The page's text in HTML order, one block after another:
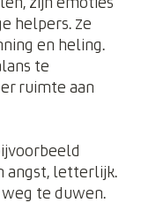
helpers. Ze
en heling.
te
ruimte aan
angst, letterlijk.
te duwen.